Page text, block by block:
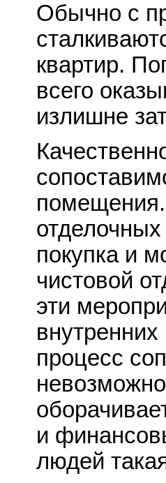
Обычно с
квартир.
всего
излишне
покупка и
чистовой
эти
внутренних
процесс
и
людей